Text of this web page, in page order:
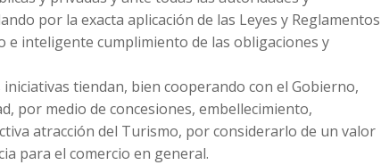
por la exacta aplicación de las Leyes y Reglamentos
e inteligente cumplimiento de las obligaciones y
tiendan, bien cooperando con el Gobierno,
por medio de concesiones, embellecimiento,
atracción del Turismo, por considerarlo de un valor
para el comercio en general.